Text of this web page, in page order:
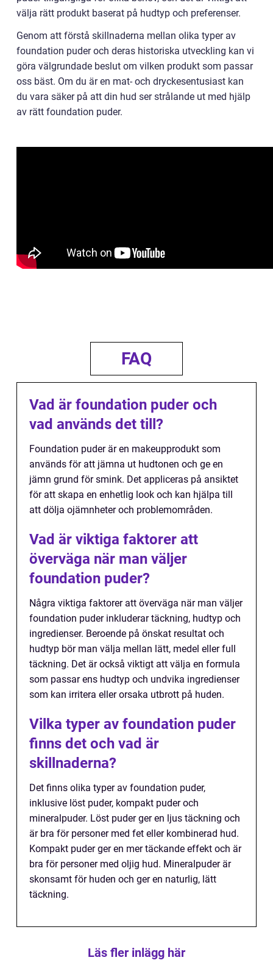
välja rätt produkt baserat på hudtyp och preferenser.
Genom att förstå skillnaderna mellan olika typer av
foundation puder och deras historiska utveckling kan vi
göra välgrundade beslut om vilken produkt som passar
oss bäst. Om du är en mat- och dryckesentusiast kan
du vara säker på att din hud ser strålande ut med hjälp
av rätt foundation puder.
FAQ
Vad är foundation puder och
vad används det till?
Foundation puder är en makeupprodukt som
används för att jämna ut hudtonen och ge en
jämn grund för smink. Det appliceras på ansiktet
för att skapa en enhetlig look och kan hjälpa till
att dölja ojämnheter och problemområden.
Vad är viktiga faktorer att
överväga när man väljer
foundation puder?
Några viktiga faktorer att överväga när man väljer
foundation puder inkluderar täckning, hudtyp och
ingredienser. Beroende på önskat resultat och
hudtyp bör man välja mellan lätt, medel eller full
täckning. Det är också viktigt att välja en formula
som passar ens hudtyp och undvika ingredienser
som kan irritera eller orsaka utbrott på huden.
Vilka typer av foundation puder
finns det och vad är
skillnaderna?
Det finns olika typer av foundation puder,
inklusive löst puder, kompakt puder och
mineralpuder. Löst puder ger en ljus täckning och
är bra för personer med fet eller kombinerad hud.
Kompakt puder ger en mer täckande effekt och är
bra för personer med oljig hud. Mineralpuder är
skonsamt för huden och ger en naturlig, lätt
täckning.
Läs fler inlägg här